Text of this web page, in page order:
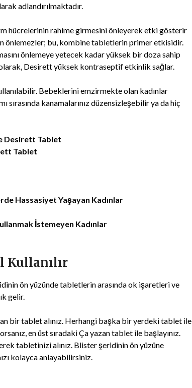
adlandırılmaktadır.
hücrelerinin rahime girmesini önleyerek etki gösterir
önlemezler; bu, kombine tabletlerin primer etkisidir.
önlemeye yetecek kadar yüksek bir doza sahip
Desirett yüksek kontraseptif etkinlik sağlar.
Bebeklerini emzirmekte olan kadınlar
sırasında kanamalarınız düzensizleşebilir ya da hiç
Desirett Tablet
Tablet
Hassasiyet Yaşayan Kadınlar
İstemeyen Kadınlar
Kullanılır
ön yüzünde tabletlerin arasında ok işaretleri ve
gelir.
bir tablet alınız. Herhangi başka bir yerdeki tablet ile
en üst sıradaki Ça yazan tablet ile başlayınız.
tabletinizi alınız. Blister şeridinin ön yüzüne
kolayca anlayabilirsiniz.